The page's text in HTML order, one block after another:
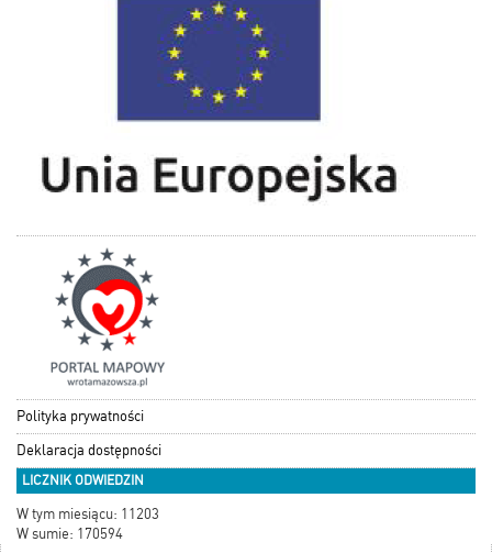
Polityka prywatności
Deklaracja dostępności
LICZNIK ODWIEDZIN
W tym miesiącu: 11203
W sumie: 170594